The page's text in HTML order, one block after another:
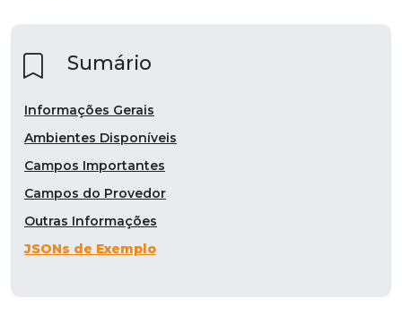
Sumário
Informações Gerais
Ambientes Disponíveis
Campos Importantes
Campos do Provedor
Outras Informações
JSONs de Exemplo